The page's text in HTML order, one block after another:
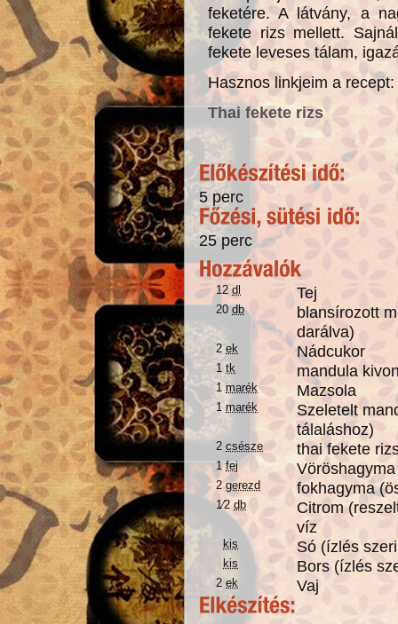
feketére. A látvány, a
fekete rizs mellett.
fekete leveses tálam,
Hasznos linkjeim a recept:
Thai fekete rizs
5 perc
25 perc
12dl Tej
20db
blansírozott
darálva)
2ek Nádcukor
1tk mandula
1 marék Mazsola
1marék
Szeletelt
tálaláshoz)
2csésze thai fekete
1fej
2gerezd fokhagyma
1⁄2db
Citrom
víz
kis Só (ízlés
kis Bors (ízlés
2ek Vaj